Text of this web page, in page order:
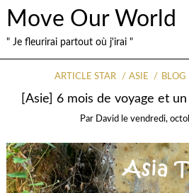
Move Our World
" Je fleurirai partout où j'irai "
ARTICLE STAR ASIE BLOG
[Asie] 6 mois de voyage et
Par David le vendredi,